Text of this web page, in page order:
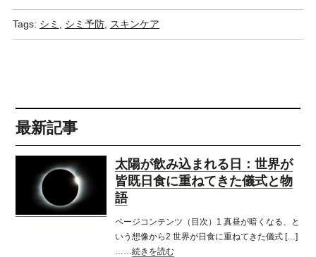
Tags: シミ シミ予防, スキンケア
最新記事
太陽が飲み込まれる日：世界が
皆既日食に重ねてきた儀式と物
語
ページコンテンツ（目次）1 真昼が暗くなる、と
いう想像から2 世界が日食に重ねてきた儀式 […]
……続きを読む